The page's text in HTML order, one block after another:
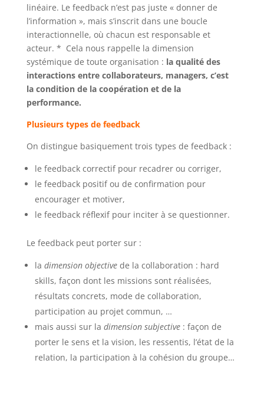
linéaire. Le feedback n’est pas juste « donner de
l’information », mais s’inscrit dans une boucle
interactionnelle, où chacun est responsable et
acteur. * Cela nous rappelle la dimension
systémique de toute organisation : la qualité des
interactions entre collaborateurs, managers, c’est
la condition de la coopération et de la
performance.
Plusieurs types de feedback
On distingue basiquement trois types de feedback :
le feedback correctif pour recadrer ou corriger,
le feedback positif ou de confirmation pour
encourager et motiver,
le feedback réflexif pour inciter à se questionner.
Le feedback peut porter sur :
la dimension objectivede la collaboration : hard
skills, façon dont les missions sont réalisées,
résultats concrets, mode de collaboration,
participation au projet commun, …
mais aussi sur la dimension subjective: façon de
porter le sens et la vision, les ressentis, l’état de la
relation, la participation à la cohésion du groupe…